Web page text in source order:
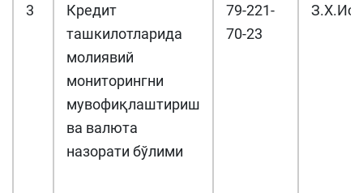
3
Кредит
ташкилотларида
молиявий
мониторингни
мувофиқлаштириш
ва валюта
назорати бўлими
79-221-
70-23